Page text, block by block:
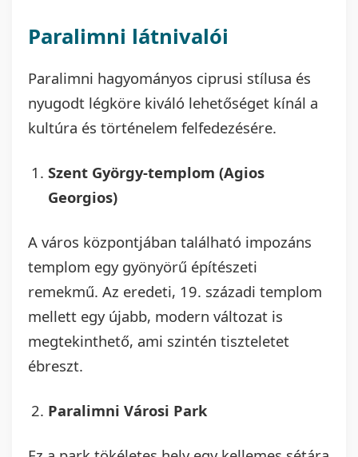
Paralimni látnivalói
Paralimni hagyományos ciprusi stílusa és
nyugodt légköre kiváló lehetőséget kínál a
kultúra és történelem felfedezésére.
Szent György-templom (Agios
Georgios)
A város központjában található impozáns
templom egy gyönyörű építészeti
remekmű. Az eredeti, 19. századi templom
mellett egy újabb, modern változat is
megtekinthető, ami szintén tiszteletet
ébreszt.
Paralimni Városi Park